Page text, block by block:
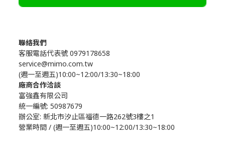
聯絡我們
客服電話代表號 0979178658
service@mimo.com.tw
(週一至週五)10:00~12:00/13:30~18:00
廠商合作洽談
富強鑫有限公司
統一編號: 50987679
辦公室: 新北市汐止區福德一路262號3樓之1
營業時間 / (週一至週五)10:00~12:00/13:30~18:00